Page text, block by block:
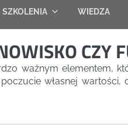
SZKOLENIA WIEDZA
CZY
ważnym elementem,
własnej